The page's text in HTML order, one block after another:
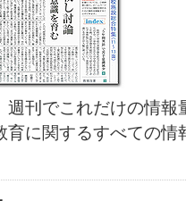
週刊でこれだけの情
育に関するすべての情